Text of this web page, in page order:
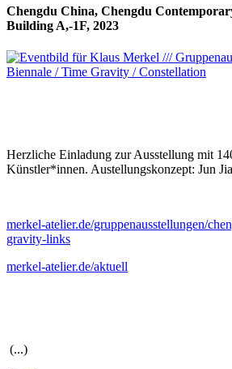
Chengdu China, Chengdu
Building A,-1F, 2023
Herzliche Einladung zur Ausstellung mit
Künstler*innen. Austellungskonzept: Jun
merkel-atelier.de/gruppenausstellungen/
gravity-links
merkel-atelier.de/aktuell
(...)